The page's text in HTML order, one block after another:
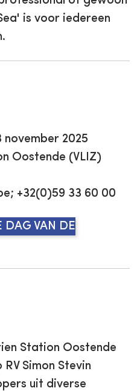
is voor iedereen
2025
Oostende (VLIZ)
+32(0)59 33 60 00
DAG VAN DE
Station Oostende
Simon Stevin
uit diverse